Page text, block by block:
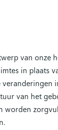
van onze
in plaats
van het
worden